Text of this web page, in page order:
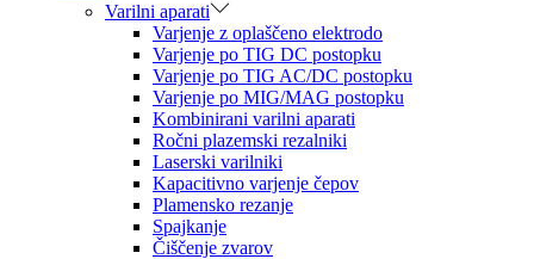
Varilni aparati
Varjenje z oplaščeno elektrodo
Varjenje po TIG DC postopku
Varjenje po TIG AC/DC postopku
Varjenje po MIG/MAG postopku
Kombinirani varilni aparati
Ročni plazemski rezalniki
Laserski varilniki
Kapacitivno varjenje čepov
Plamensko rezanje
Spajkanje
Čiščenje zvarov